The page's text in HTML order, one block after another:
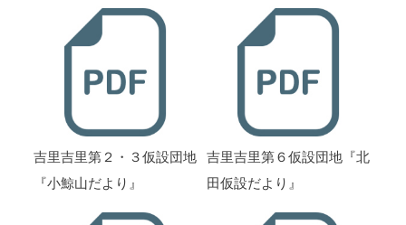
吉里吉里第２・３仮設団地
『小鯨山だより』
吉里吉里第６仮設団地『北
田仮設だより』